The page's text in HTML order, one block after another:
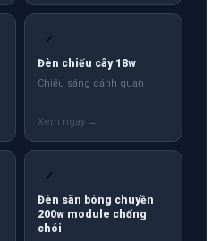
✓
Đèn chiếu cây 18w
Chiếu sáng cảnh quan
✓
Đèn sân bóng chuyền
200w module chống
chói